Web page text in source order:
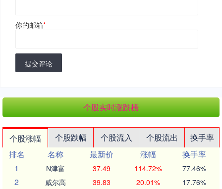
你的邮箱*
提交评论
个股实时涨跌榜
个股涨幅 个股跌幅 个股流入 个股流出
换手率
排名
名称 最新价 涨幅
换手率
1
N津富 37.49 114.72% 77.46%
2 威尔高 39.83 20.01% 17.76%